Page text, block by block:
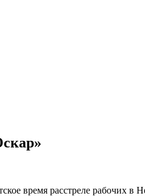
время расстреле рабочих в